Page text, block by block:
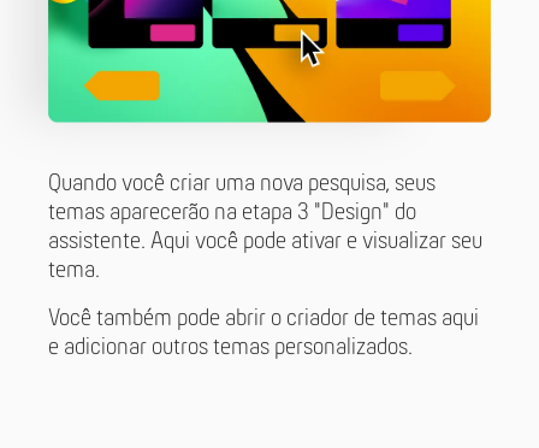
Quando você criar uma nova pesquisa, seus
temas aparecerão na etapa 3 "Design" do
assistente. Aqui você pode ativar e visualizar seu
tema.
Você também pode abrir o criador de temas aqui
e adicionar outros temas personalizados.